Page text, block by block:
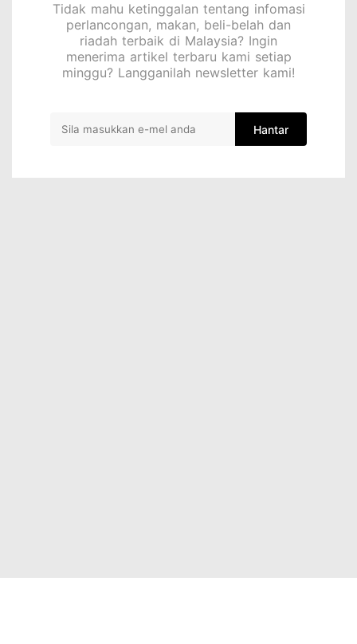
Tidak mahu ketinggalan tentang infomasi
perlancongan, makan, beli-belah dan
riadah terbaik di Malaysia? Ingin
menerima artikel terbaru kami setiap
minggu? Langganilah newsletter kami!
Hantar